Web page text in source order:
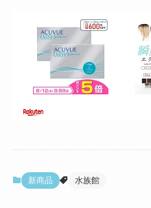
新商品 水族館